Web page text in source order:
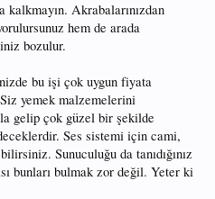
Akrabalarınızdan
hem de arada
bozulur.
bu işi çok uygun fiyata
yemek malzemelerini
gelip çok güzel bir şekilde
Ses sistemi için cami,
Sunuculuğu da tanıdığınız
bunları bulmak zor değil. Yeter ki